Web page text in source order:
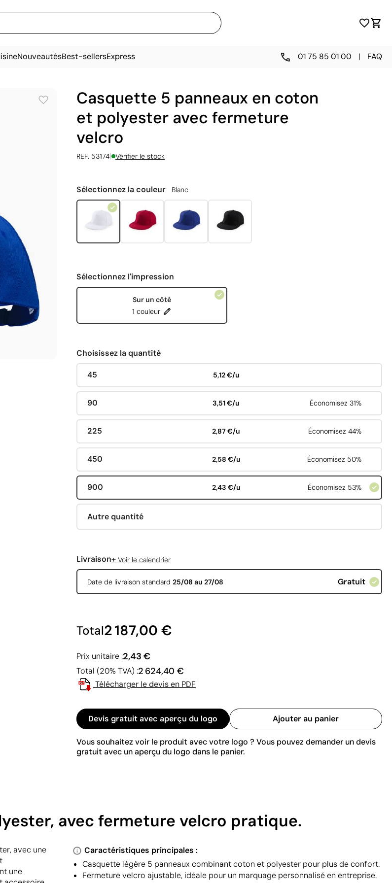
NouveautésBest-sellersExpress 01 75 85 01 00 | FAQ
Casquette 5 panneaux en coton
et polyester avec fermeture
velcro
REF. 53174| Vérifier le stock
Sélectionnez la couleur Blanc
Sélectionnez l'impression
Sur un côté
1 couleur
Choisissez la quantité
45 5,12 €/u
90 3,51 €/u Économisez 31%
225 2,87 €/u Économisez 44%
450 2,58 €/u Économisez 50%
900 2,43 €/u Économisez 53%
Autre quantité
Livraison+ Voir le calendrier
Date de livraison standard 25/08 au 27/08 Gratuit
Total2 187,00 €
Prix unitaire :2,43 €
Total (20% TVA) :2 624,40 €
Télécharger le devis en PDF
Devis gratuit avec aperçu du logo Ajouter au panier
Vous souhaitez voir le produit avec votre logo ? Vous pouvez demander un devis
gratuit avec un aperçu du logo dans le panier.
avec fermeture velcro pratique.
avec une
une
Caractéristiques principales :
Casquette légère 5 panneaux combinant coton et polyester pour plus de confort.
Fermeture velcro ajustable, idéale pour un marquage personnalisé en entreprise.